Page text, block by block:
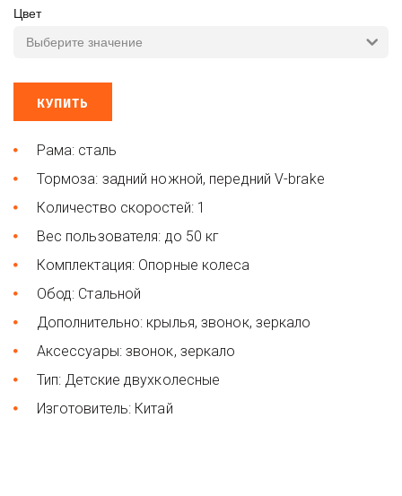
Цвет
КУПИТЬ
Рама: сталь
Тормоза: задний ножной, передний V-brake
Количество скоростей: 1
Вес пользователя: до 50 кг
Комплектация: Опорные колеса
Обод: Стальной
Дополнительно: крылья, звонок, зеркало
Аксессуары: звонок, зеркало
Тип: Детские двухколесные
Изготовитель: Китай